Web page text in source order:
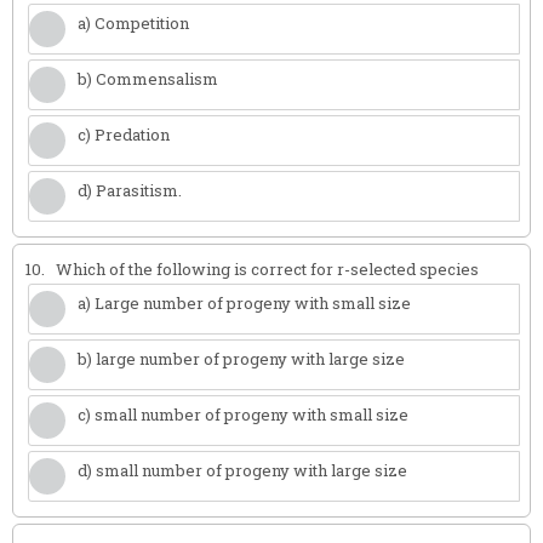
a) Competition
b) Commensalism
c) Predation
d) Parasitism.
10. Which of the following is correct for r-selected species
a) Large number of progeny with small size
b) large number of progeny with large size
c) small number of progeny with small size
d) small number of progeny with large size